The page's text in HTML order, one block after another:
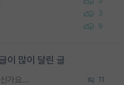
3
9
이 많이 달린 글
가요... 11